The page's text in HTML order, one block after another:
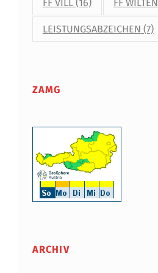
FF VILL(16) FF WILTEN
LEISTUNGSABZEICHEN (7)
ZAMG
ARCHIV